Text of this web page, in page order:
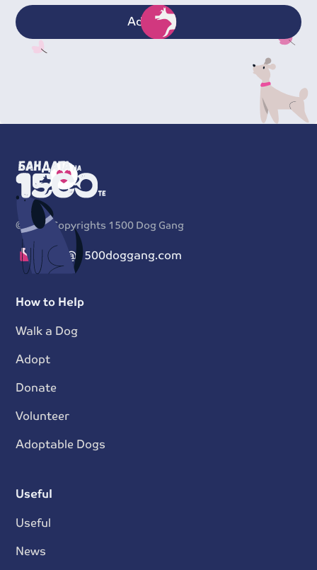
Adopt
©2026 Copyrights 1500 Dog Gang
info@1500doggang.com
How to Help
Walk a Dog
Adopt
Donate
Volunteer
Adoptable Dogs
Useful
Useful
News